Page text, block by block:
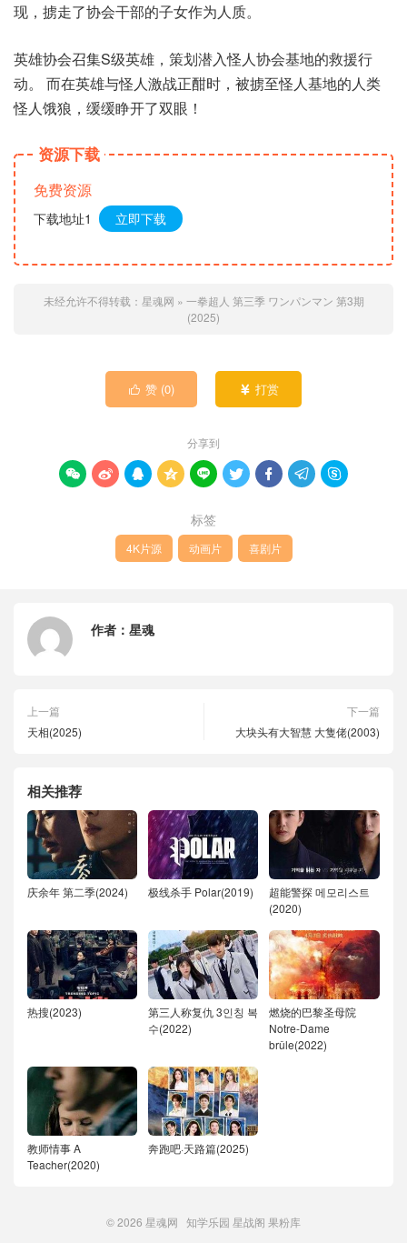
现，掳走了协会干部的子女作为人质。
英雄协会召集S级英雄，策划潜入怪人协会基地的救援行
动。 而在英雄与怪人激战正酣时，被掳至怪人基地的人类
怪人饿狼，缓缓睁开了双眼！
资源下载
免费资源
下载地址1 立即下载
未经允许不得转载： 星魂网 » 一拳超人 第三季 ワンパンマン 第3期
(2025)
 赞 (0)  打赏
分享到
        
标签
4K片源 动画片 喜剧片
作者： 星魂
上一篇
天相(2025)
下一篇
大块头有大智慧 大隻佬(2003)
相关推荐
庆余年 第二季(2024) 极线杀手 Polar(2019)
超能警探 메모리스트
(2020)
热搜(2023)
第三人称复仇 3인칭 복
수(2022)
燃烧的巴黎圣母院
Notre-Dame
brûle(2022)
教师情事 A
Teacher(2020)
奔跑吧·天路篇(2025)
© 2026 星魂网 知学乐园 星战阁 果粉库